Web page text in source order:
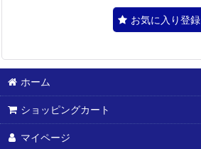
お気に入り登録
ホーム
ショッピングカート
マイページ